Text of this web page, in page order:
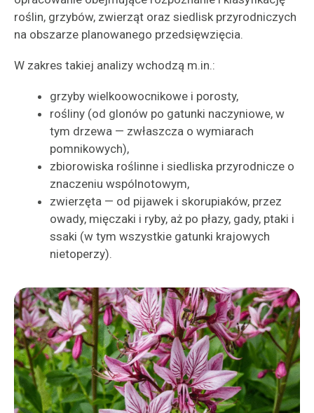
roślin, grzybów, zwierząt oraz siedlisk przyrodniczych
na obszarze planowanego przedsięwzięcia.
W zakres takiej analizy wchodzą m.in.:
grzyby wielkoowocnikowe i porosty,
rośliny (od glonów po gatunki naczyniowe, w
tym drzewa — zwłaszcza o wymiarach
pomnikowych),
zbiorowiska roślinne i siedliska przyrodnicze o
znaczeniu wspólnotowym,
zwierzęta — od pijawek i skorupiaków, przez
owady, mięczaki i ryby, aż po płazy, gady, ptaki i
ssaki (w tym wszystkie gatunki krajowych
nietoperzy).